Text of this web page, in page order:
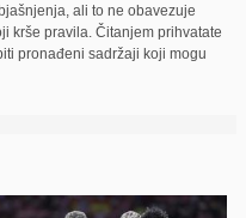
ali to ne obavezuje
krše pravila. Čitanjem prihvatate
pronađeni sadržaji koji mogu